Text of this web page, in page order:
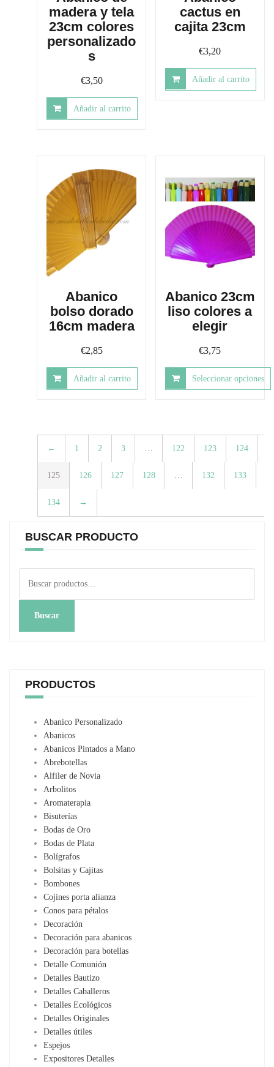
madera y tela
23cm colores
personalizado
s
€3,50
Añadir al carrito
cactus en
cajita 23cm
€3,20
Añadir al carrito
Abanico
bolso dorado
16cm madera
€2,85
Añadir al carrito
Abanico 23cm
liso colores a
elegir
€3,75
Seleccionar opciones
múltiples
variantes.
opciones
elegir
de
← 1 2 3 … 122 123 124
125 126 127 128 … 132 133
134 →
BUSCAR PRODUCTO
por:
Buscar
PRODUCTOS
Abanico Personalizado
Abanicos
Abanicos Pintados a Mano
Abrebotellas
Alfiler de Novia
Arbolitos
Aromaterapia
Bisuterías
Bodas de Oro
Bodas de Plata
Bolígrafos
Bolsitas y Cajitas
Bombones
Cojines porta alianza
Conos para pétalos
Decoración
Decoración para abanicos
Decoración para botellas
Detalle Comunión
Detalles Bautizo
Detalles Caballeros
Detalles Ecológicos
Detalles Originales
Detalles útiles
Espejos
Expositores Detalles